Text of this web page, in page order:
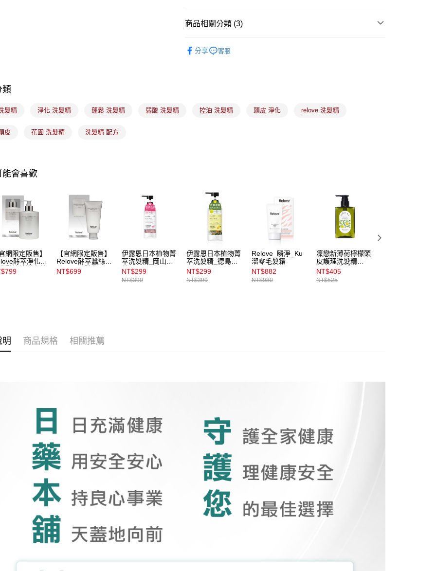
1.本服務由台灣大哥大提供，台灣大哥大用戶可立即使用無須另外申請。
完成交易。
醒簡訊。
資料（包含姓名、電話或地址）提供予台灣大哥大進項蒐集、處理及利
用，由本公司與您本人進行分期帳單所需資料之確認、核對及更正。
3.完整用戶服務條款，請詳閱以下連結：
https://oppay.tw/userRule
ATM付款
運送方式
每筆NT$100，滿NT$899(含以上)免運費
付款後門市自取
每筆NT$100，滿NT$399(含以上)免運費
商品相關分類 (3)
分享 客服
類
髮精 淨化 洗髮精 蓬鬆 洗髮精 弱酸 洗髮精 控油 洗髮精 頭皮 淨化 relove 洗髮精
皮 花園 洗髮精 洗髮精 配方
能會喜歡
官網限定販售】
酵萃淨化頭
髮精峽灣森林
【官網限定販售】
Relove酵萃蠶絲胜
肽柔順護髮素
120ml
NT$699
伊露恩日本植物菁
萃洗髮精_岡山櫻
花500ml
NT$299
NT$399
伊露恩日本植物菁
萃洗髮精_德島柚
子500ml
NT$299
NT$399
Relove_瞬淨_Ku
溜零毛髮霜
NT$882
NT$980
凜戀新薄荷檸檬頭
皮護理洗髮精
400mL本體
NT$405
NT$525
明 商品規格 相關推薦